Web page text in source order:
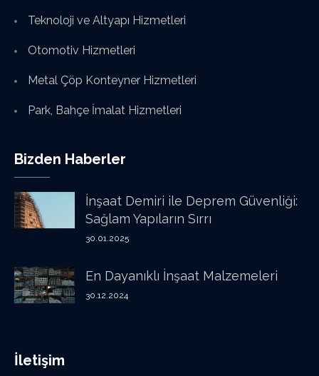
Teknoloji ve Altyapı Hizmetleri
Otomotiv Hizmetleri
Metal Çöp Konteyner Hizmetleri
Park, Bahçe İmalat Hizmetleri
Bizden Haberler
İnşaat Demiri ile Deprem Güvenliği:
Sağlam Yapıların Sırrı
30.01.2025
En Dayanıklı İnşaat Malzemeleri
30.12.2024
İletişim